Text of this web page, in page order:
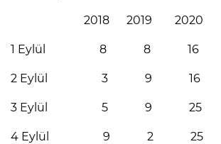
2018 2019 2020
1 Eylül 8 8 16
2 Eylül 3 9 16
3 Eylül 5 9 25
4 Eylül 9 2 25